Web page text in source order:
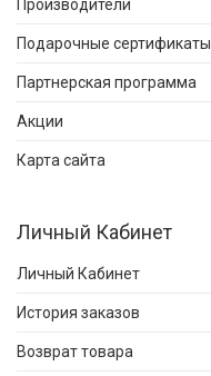
Производители
Подарочные сертификаты
Партнерская программа
Акции
Карта сайта
Личный Кабинет
Личный Кабинет
История заказов
Возврат товара